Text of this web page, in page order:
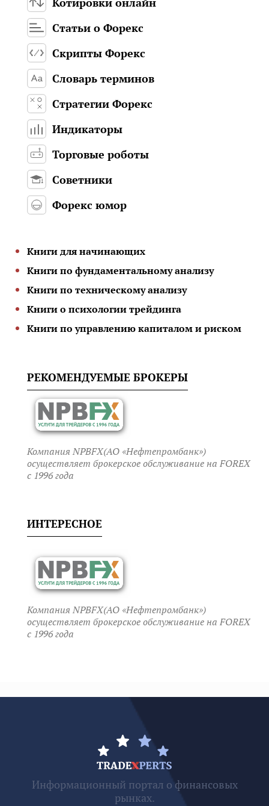
Статьи о Форекс
Скрипты Форекс
Словарь терминов
Стратегии Форекс
Индикаторы
Торговые роботы
Советники
Форекс юмор
Книги для начинающих
Книги по фундаментальному анализу
Книги по техническому анализу
Книги о психологии трейдинга
Книги по управлению капиталом и риском
РЕКОМЕНДУЕМЫЕ БРОКЕРЫ
Компания NPBFX(АО «Нефтепромбанк»)
осуществляет брокерское обслуживание на FOREX
c 1996 года
ИНТЕРЕСНОЕ
Компания NPBFX(АО «Нефтепромбанк»)
осуществляет брокерское обслуживание на FOREX
c 1996 года
Информационный портал о финансовых
рынках.